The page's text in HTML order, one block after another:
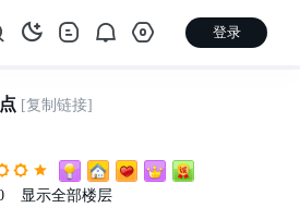
登录
[复制链接]
显示全部楼层